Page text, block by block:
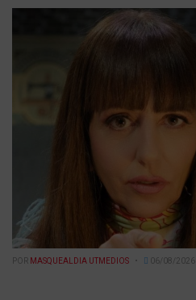
POR MASQUEALDIA UTMEDIOS 06/08/2026